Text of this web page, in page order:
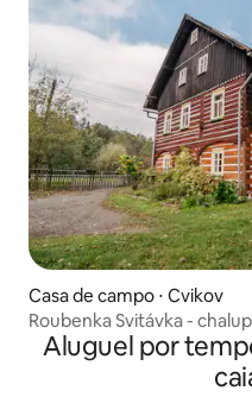
Casa de campo ⋅ Cvikov
Roubenka Svitávka -
Aluguel por